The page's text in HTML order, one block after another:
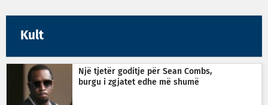
Kult
Një tjetër goditje për Sean Combs,
burgu i zgjatet edhe më shumë